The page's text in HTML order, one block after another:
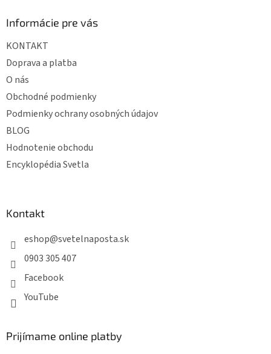
Informácie pre vás
KONTAKT
Doprava a platba
O nás
Obchodné podmienky
Podmienky ochrany osobných údajov
BLOG
Hodnotenie obchodu
Encyklopédia Svetla
Kontakt
eshop@svetelnaposta.sk
0903 305 407
Facebook
YouTube
Prijímame online platby